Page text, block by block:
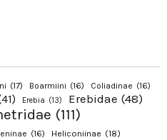
(17) Boarmiini (16) Coliadinae (16)
Erebia (13) Erebidae (48)
(111)
(16) Heliconiinae (18)